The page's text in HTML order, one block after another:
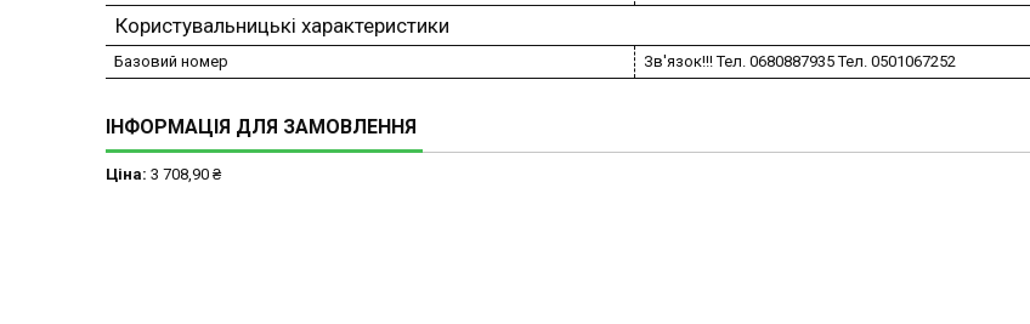
Користувальницькі характеристики
Базовий номер Зв'язок!!! Тел. 0680887935 Тел. 0501067252
ІНФОРМАЦІЯ ДЛЯ ЗАМОВЛЕННЯ
Ціна: 3 708,90 ₴